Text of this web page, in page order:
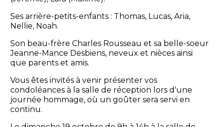
Ses arrière-petits-enfants : Thomas, Lucas, Aria,
Nellie, Noah.
Son beau-frère Charles Rousseau et sa belle-soeur
Jeanne-Mance Desbiens, neveux et nièces ainsi
que parents et amis.
Vous êtes invités à venir présenter vos
condoléances à la salle de réception lors d'une
journée hommage, où un goûter sera servi en
continu.